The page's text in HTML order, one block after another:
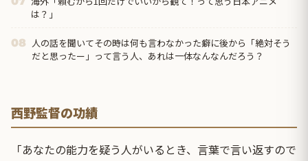
は？」
08 人の話を聞いてその時は何も言わなかった癖に後から「絶対そう
だと思ったー」って言う人、あれは一体なんなんだろう？
西野監督の功績
「あなたの能力を疑う人がいるとき、言葉で言い返すので